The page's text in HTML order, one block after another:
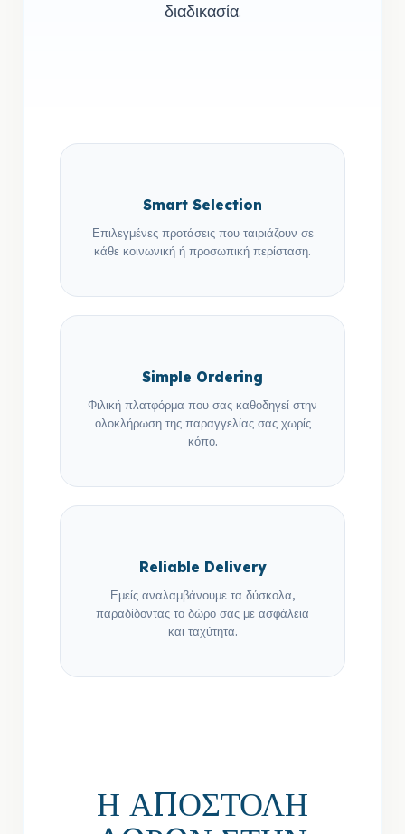
διαδικασία.
Smart Selection
Επιλεγμένες προτάσεις που ταιριάζουν σε
κάθε κοινωνική ή προσωπική περίσταση.
Simple Ordering
Φιλική πλατφόρμα που σας καθοδηγεί στην
ολοκλήρωση της παραγγελίας σας χωρίς
κόπο.
Reliable Delivery
Εμείς αναλαμβάνουμε τα δύσκολα,
παραδίδοντας το δώρο σας με ασφάλεια
και ταχύτητα.
Η ΑΠΟΣΤΟΛΗ